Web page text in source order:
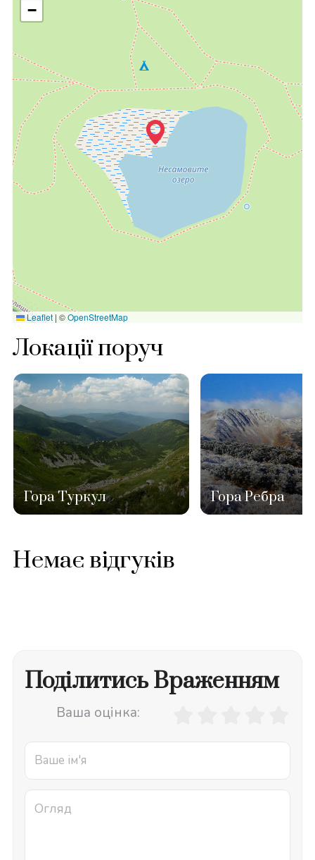
−
Leaflet | ©OpenStreetMap
Локації поруч
Гора Туркул Гора Ребра
Немає відгуків
Поділитись Враженням
Ваша оцінка: